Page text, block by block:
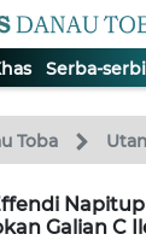
Serba-serbi
Toba
Galian C